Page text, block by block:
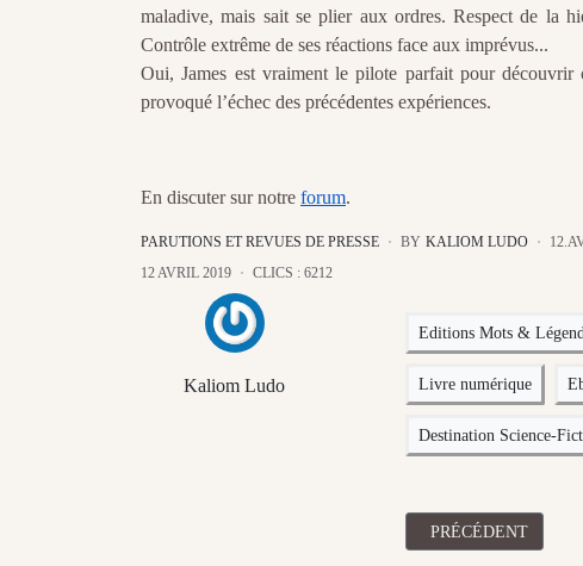
maladive, mais sait se plier aux ordres. Respect de la
Contrôle extrême de ses réactions face aux imprévus...
Oui, James est vraiment le pilote parfait pour découvrir
provoqué l’échec des précédentes expériences.
En discuter sur notre forum.
PARUTIONS ET REVUES DE PRESSE BY KALIOM LUDO
12 AVRIL 2019
CLICS : 6212
Kaliom Ludo
Editions Mots &
Livre numérique
Destination Science-
ARTICLE
PRÉCÉDENT